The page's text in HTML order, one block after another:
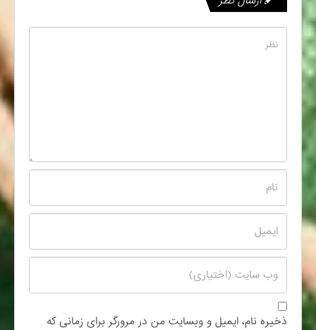
ذخیره نام، ایمیل و وبسایت من در مرورگر برای زمانی که